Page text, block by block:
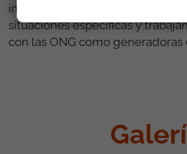
impulsando políticas que
situaciones específicas y
con las ONG como generadoras